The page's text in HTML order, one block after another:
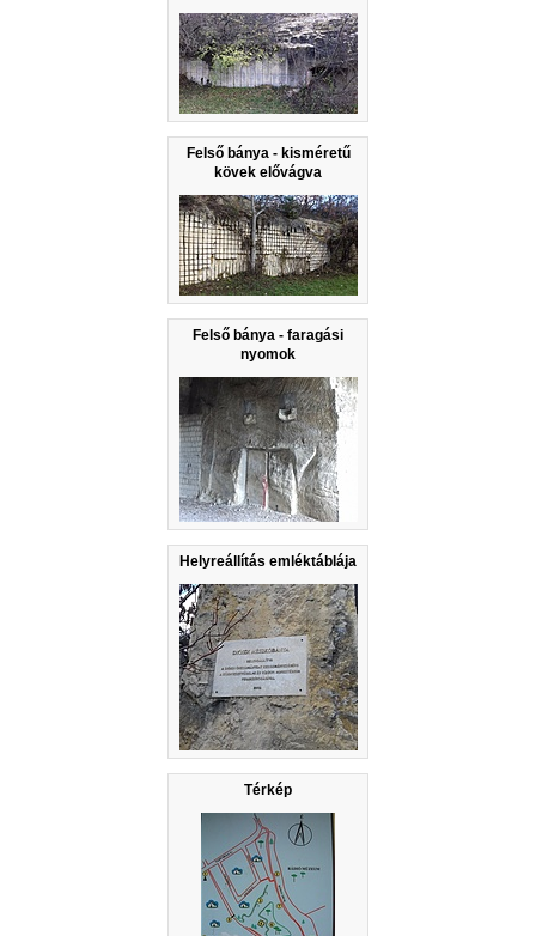
Felső bánya - kisméretű
kövek elővágva
Felső bánya - faragási
nyomok
Helyreállítás emléktáblája
Térkép